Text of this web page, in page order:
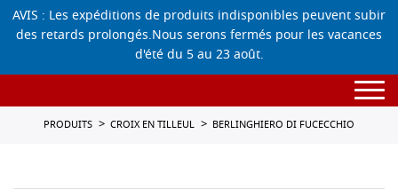
AVIS : Les expéditions de produits indisponibles peuvent subir
des retards prolongés.Nous serons fermés pour les vacances
d'été du 5 au 23 août.
PRODUITS CROIX EN TILLEUL BERLINGHIERO DI FUCECCHIO